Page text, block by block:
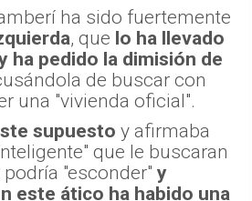
ha sido fuertemente
, que lo ha llevado
ha pedido la dimisión de
de buscar con
una "vivienda oficial".
supuesto y afirmaba
que le buscaran
"esconder" y
este ático ha habido una